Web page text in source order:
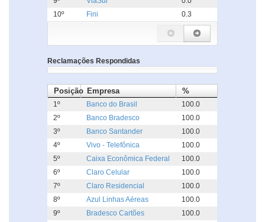
10º
Fini 0.3
Reclamações Respondidas
Posição Empresa %
1º Banco do Brasil
100.0
2º
Banco Bradesco
100.0
3º
Banco Santander
100.0
4º
Vivo - Telefônica
100.0
5º
Caixa Econômica Federal
100.0
6º
Claro Celular
100.0
7º
Claro Residencial
100.0
8º
Azul Linhas Aéreas
100.0
9º
Bradesco Cartões 100.0